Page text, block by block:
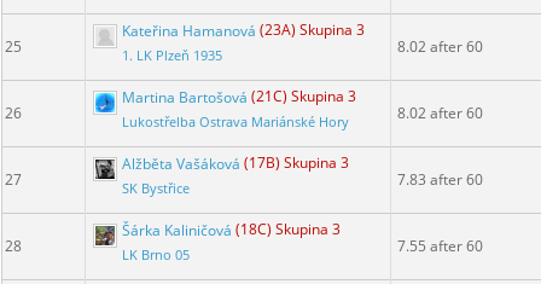
25
Kateřina Hamanová (23A) Skupina 3
1. LK Plzeň 1935 8.02 after 60
26
Martina Bartošová (21C) Skupina 3
Lukostřelba Ostrava Mariánské Hory 8.02 after 60
27
Alžběta Vašáková (17B) Skupina 3
SK Bystřice 7.83 after 60
28
Šárka Kaliničová (18C) Skupina 3
LK Brno 05 7.55 after 60